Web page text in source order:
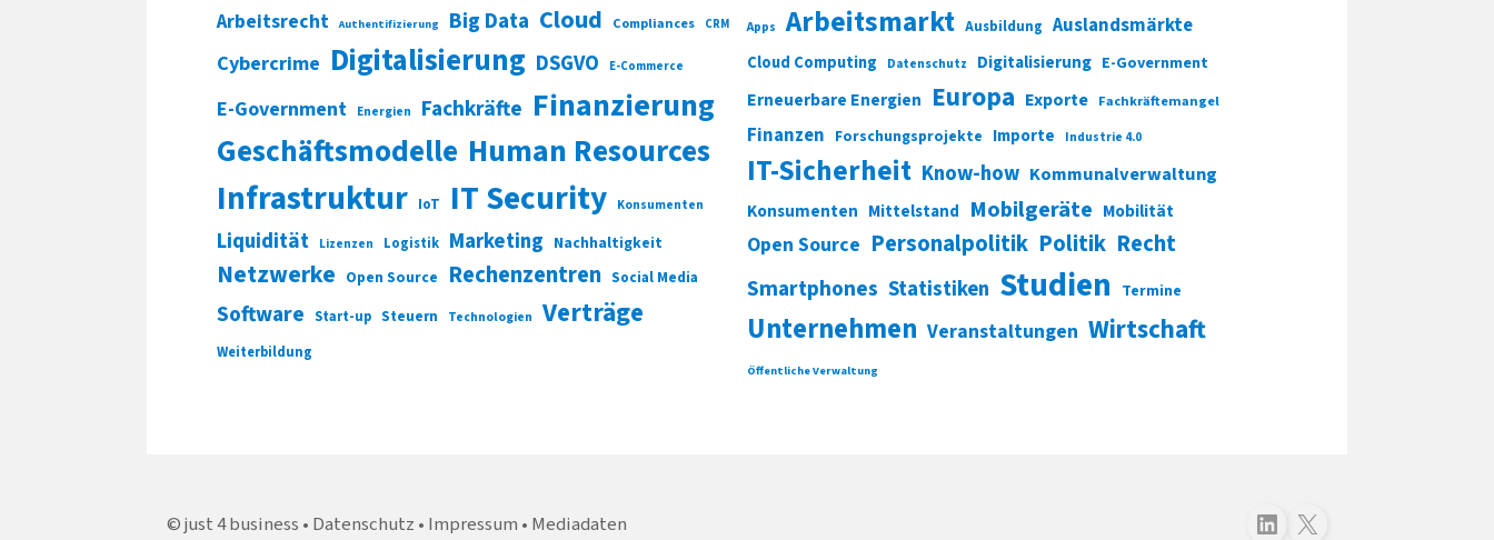
Arbeitsrecht Authentifizierung Big Data Cloud Compliances CRM
Cybercrime Digitalisierung DSGVO E-Commerce
E-Government Energien Fachkräfte Finanzierung
Geschäftsmodelle Human Resources
Infrastruktur IoT IT Security Konsumenten
Liquidität Lizenzen Logistik Marketing Nachhaltigkeit
Netzwerke Open Source Rechenzentren Social Media
Software Start-up Steuern Technologien Verträge
Weiterbildung
Apps Arbeitsmarkt Ausbildung Auslandsmärkte
Cloud Computing Datenschutz Digitalisierung E-Government
Erneuerbare Energien Europa Exporte Fachkräftemangel
Finanzen Forschungsprojekte Importe Industrie 4.0
IT-Sicherheit Know-how Kommunalverwaltung
Konsumenten Mittelstand Mobilgeräte Mobilität
Open Source Personalpolitik Politik Recht
Smartphones Statistiken Studien Termine
Unternehmen Veranstaltungen Wirtschaft
Öffentliche Verwaltung
Folgen Sie uns auf LinkedInFolgen Sie uns auf X (Twitter)
just 4 business Datenschutz Impressum Mediadaten